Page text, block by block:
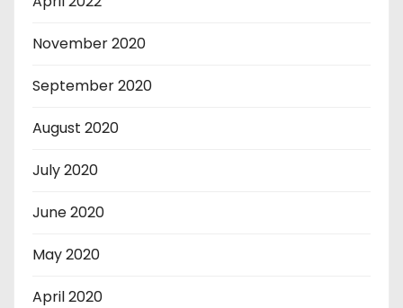
November 2020
September 2020
August 2020
July 2020
June 2020
May 2020
April 2020